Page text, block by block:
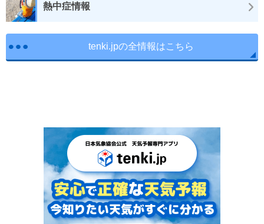
熱中症情報
tenki.jpの全情報はこちら